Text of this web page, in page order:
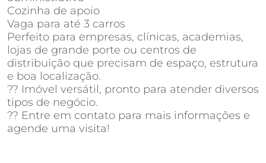
Cozinha de apoio
Vaga para até 3 carros
Perfeito para empresas, clínicas, academias,
lojas de grande porte ou centros de
distribuição que precisam de espaço, estrutura
e boa localização.
?? Imóvel versátil, pronto para atender diversos
tipos de negócio.
?? Entre em contato para mais informações e
agende uma visita!